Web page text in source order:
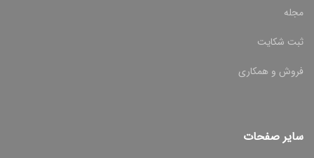
مجله
ثبت شکایت
فروش و همکاری
سایر صفحات